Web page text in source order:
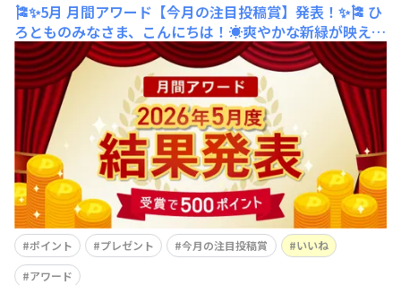
🎏✨5月 月間アワード【今月の注目投稿賞】発表！✨🎏 ひ
ろとものみなさま、こんにちは！☀️爽やかな新緑が映える
5月も、たくさんの素敵なご投稿をありがとうございまし
た！🙌ゴールデンウィークのお出かけの様子や、新生活の
合間のちょっとした日常の一コマなど、みなさまの個性が
キラリと光る投稿の数々を、ひろばスタッフ一同楽しく拝
見させていただきました✨今月もその中
ポイント プレゼント 今月の注目投稿賞
いいね
アワード